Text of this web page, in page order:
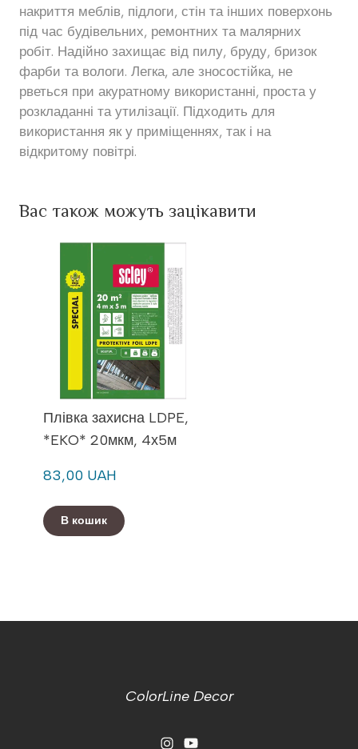
накриття меблів, підлоги, стін та інших поверхонь
під час будівельних, ремонтних та малярних
робіт. Надійно захищає від пилу, бруду, бризок
фарби та вологи. Легка, але зносостійка, не
рветься при акуратному використанні, проста у
розкладанні та утилізації. Підходить для
використання як у приміщеннях, так і на
відкритому повітрі.
Вас також можуть зацікавити
Плівка захисна LDPE,
*EKO* 20мкм, 4х5м
83,00 UAH
В кошик
ColorLine Decor